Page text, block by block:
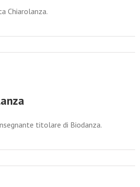
Chiarolanza.
titolare di Biodanza.